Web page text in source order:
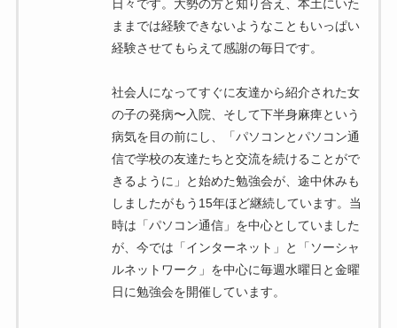
日々です。大勢の方と知り合え、本土にいた
ままでは経験できないようなこともいっぱい
経験させてもらえて感謝の毎日です。
社会人になってすぐに友達から紹介された女
の子の発病〜入院、そして下半身麻痺という
病気を目の前にし、「パソコンとパソコン通
信で学校の友達たちと交流を続けることがで
きるように」と始めた勉強会が、途中休みも
しましたがもう15年ほど継続しています。当
時は「パソコン通信」を中心としていました
が、今では「インターネット」と「ソーシャ
ルネットワーク」を中心に毎週水曜日と金曜
日に勉強会を開催しています。